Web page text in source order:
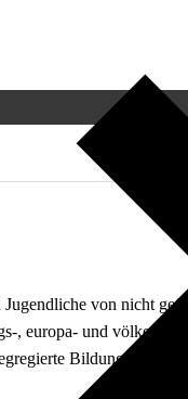
von nicht
, europa- und